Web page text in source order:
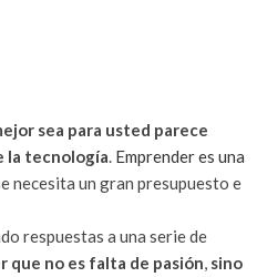
sea para usted parece
la tecnología. Emprender es una
necesita un gran presupuesto e
respuestas a una serie de
que no es falta de pasión, sino